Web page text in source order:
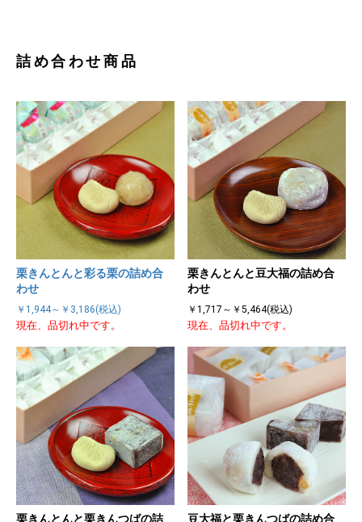
詰め合わせ商品
栗きんとんと彩る栗の詰め合
わせ
￥1,944～￥3,186(税込)
現在、品切れ中です。
栗きんとんと豆大福の詰め合
わせ
￥1,717～￥5,464(税込)
現在、品切れ中です。
栗きんとんと栗きんつばの詰
豆大福と栗きんつばの詰め合